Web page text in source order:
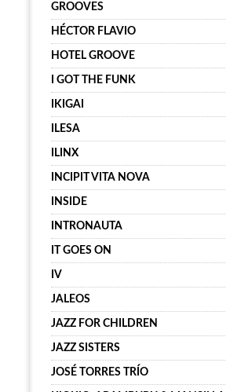
GROOVES
HÉCTOR FLAVIO
HOTEL GROOVE
I GOT THE FUNK
IKIGAI
ILESA
ILINX
INCIPIT VITA NOVA
INSIDE
INTRONAUTA
IT GOES ON
IV
JALEOS
JAZZ FOR CHILDREN
JAZZ SISTERS
JOSÉ TORRES TRÍO